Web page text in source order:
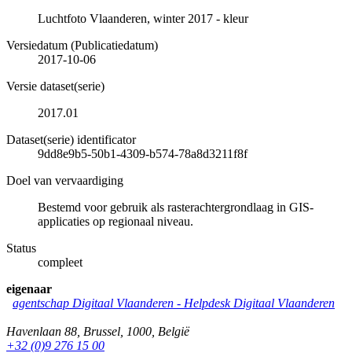
Luchtfoto Vlaanderen, winter 2017 - kleur
Versiedatum (Publicatiedatum)
2017-10-06
Versie dataset(serie)
2017.01
Dataset(serie) identificator
9dd8e9b5-50b1-4309-b574-78a8d3211f8f
Doel van vervaardiging
Bestemd voor gebruik als rasterachtergrondlaag in GIS-
applicaties op regionaal niveau.
Status
compleet
eigenaar
agentschap Digitaal Vlaanderen - Helpdesk Digitaal Vlaanderen
Havenlaan 88 Brussel 1000 België
+32 (0)9 276 15 00